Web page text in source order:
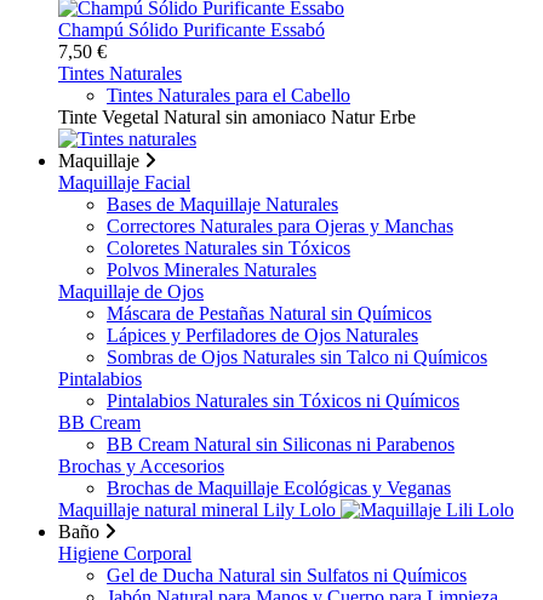
Champú Sólido Purificante Essabó
7,50 €
Tintes Naturales
Tintes Naturales para el Cabello
Tinte Vegetal Natural sin amoniaco Natur Erbe
Maquillaje
Maquillaje Facial
Bases de Maquillaje Naturales
Correctores Naturales para Ojeras y Manchas
Coloretes Naturales sin Tóxicos
Polvos Minerales Naturales
Maquillaje de Ojos
Máscara de Pestañas Natural sin Químicos
Lápices y Perfiladores de Ojos Naturales
Sombras de Ojos Naturales sin Talco ni Químicos
Pintalabios
Pintalabios Naturales sin Tóxicos ni Químicos
BB Cream
BB Cream Natural sin Siliconas ni Parabenos
Brochas y Accesorios
Brochas de Maquillaje Ecológicas y Veganas
Maquillaje natural mineral Lily Lolo
Baño
Higiene Corporal
Gel de Ducha Natural sin Sulfatos ni Químicos